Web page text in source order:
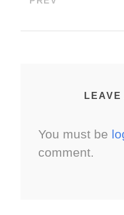
You must be
comment.